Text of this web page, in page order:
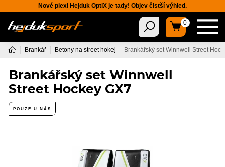
Nové plexi Hejduk OptiX je tady! Objev čistší výhled.
0
Brankář Betony na street hokej Brankářský set Winnwell Street
Brankářský set Winnwell
Street Hockey GX7
POUZE U NÁS